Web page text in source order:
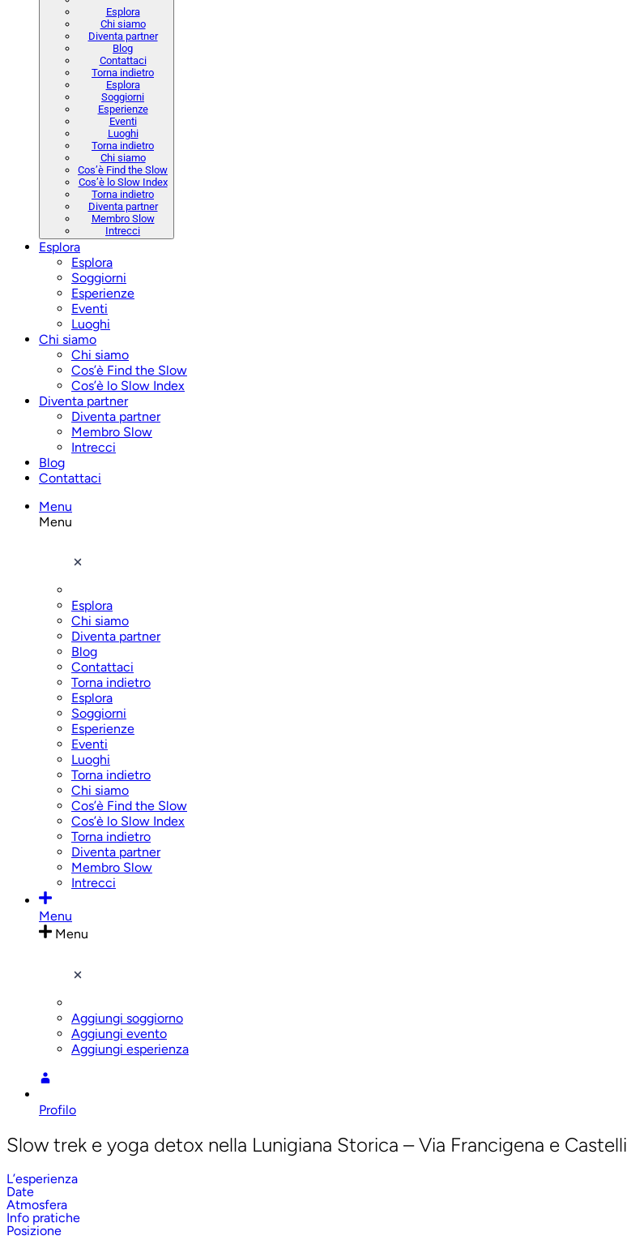
Esplora
Chi siamo
Diventa partner
Blog
Contattaci
Torna indietro
Esplora
Soggiorni
Esperienze
Eventi
Luoghi
Torna indietro
Chi siamo
Cos’è Find the Slow
Cos’è lo Slow Index
Torna indietro
Diventa partner
Membro Slow
Intrecci
Esplora
Esplora
Soggiorni
Esperienze
Eventi
Luoghi
Chi siamo
Chi siamo
Cos’è Find the Slow
Cos’è lo Slow Index
Diventa partner
Diventa partner
Membro Slow
Intrecci
Blog
Contattaci
Menu
Menu
Esplora
Chi siamo
Diventa partner
Blog
Contattaci
Torna indietro
Esplora
Soggiorni
Esperienze
Eventi
Luoghi
Torna indietro
Chi siamo
Cos’è Find the Slow
Cos’è lo Slow Index
Torna indietro
Diventa partner
Membro Slow
Intrecci
Menu
Menu
Aggiungi soggiorno
Aggiungi evento
Aggiungi esperienza
Profilo
Slow trek e yoga detox nella Lunigiana Storica – Via Francigena e Castelli
L’esperienza
Date
Atmosfera
Info pratiche
Posizione